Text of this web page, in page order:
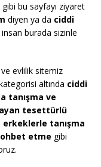
gibi bu sayfayı ziyaret
diyen ya da ciddi
burada sizinle
evlilik sitemiz
altında ciddi
tanışma ve
tesettürlü
tanışma
etme gibi